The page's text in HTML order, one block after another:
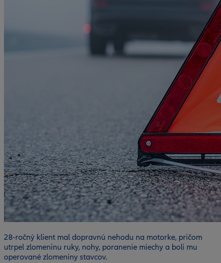
28-ročný klient mal dopravnú nehodu na motorke, pričom
utrpel zlomeninu ruky, nohy, poranenie miechy a boli mu
operované zlomeniny stavcov.